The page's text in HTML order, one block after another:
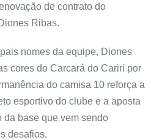
de contrato do
Ribas.
nomes da equipe, Diones
cores do Carcará do Cariri por
do camisa 10 reforça a
esportivo do clube e a aposta
da base que vem sendo
desafios.